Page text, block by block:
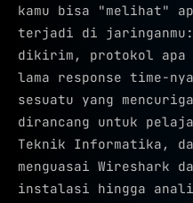
kamu bisa "melihat"
terjadi di jaringanmu:
dikirim, protokol apa
lama response time-
sesuatu yang
dirancang untuk
Teknik Informatika,
menguasai
instalasi hingga